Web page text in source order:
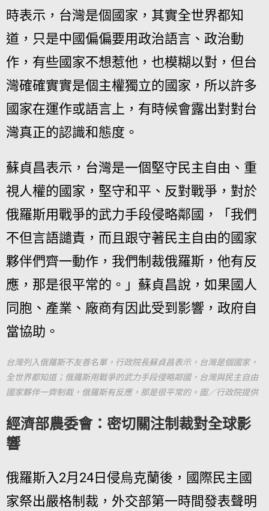
時表示，台灣是個國家，其實全世界都知
道，只是中國偏偏要用政治語言、政治動
作，有些國家不想惹他，也模糊以對，但台
灣確確實實是個主權獨立的國家，所以許多
國家在運作或語言上，有時候會露出對對台
灣真正的認識和態度。
蘇貞昌表示，台灣是一個堅守民主自由、重
視人權的國家，堅守和平、反對戰爭，對於
俄羅斯用戰爭的武力手段侵略鄰國，「我們
不但言語譴責，而且跟守著民主自由的國家
夥伴們齊一動作，我們制裁俄羅斯，他有反
應，那是很平常的。」蘇貞昌說，如果國人
同胞、產業、廠商有因此受到影響，政府自
當協助。
台灣列入俄羅斯不友善名單，行政院長蘇貞昌表示，台灣是個國家，
全世界都知道；俄羅斯用戰爭的武力手段侵略鄰國，台灣與民主自由
國家夥伴一齊制裁，俄羅斯有反應，那是很平常的。圖／行政院提供
經濟部農委會：密切關注制裁對全球影
響
俄羅斯入2月24日侵烏克蘭後，國際民主國
家祭出嚴格制裁，外交部第一時間發表聲明